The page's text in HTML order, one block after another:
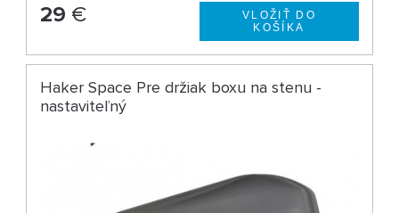
29 €
Haker Space Pre držiak boxu na stenu -
nastaviteľný